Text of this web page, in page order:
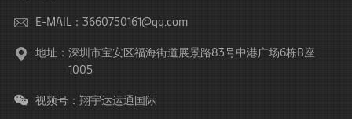
E-MAIL：3660750161@qq.com
地址： 深圳市宝安区福海街道展景路83号中港广场6栋B座
1005
视频号：翔宇达运通国际